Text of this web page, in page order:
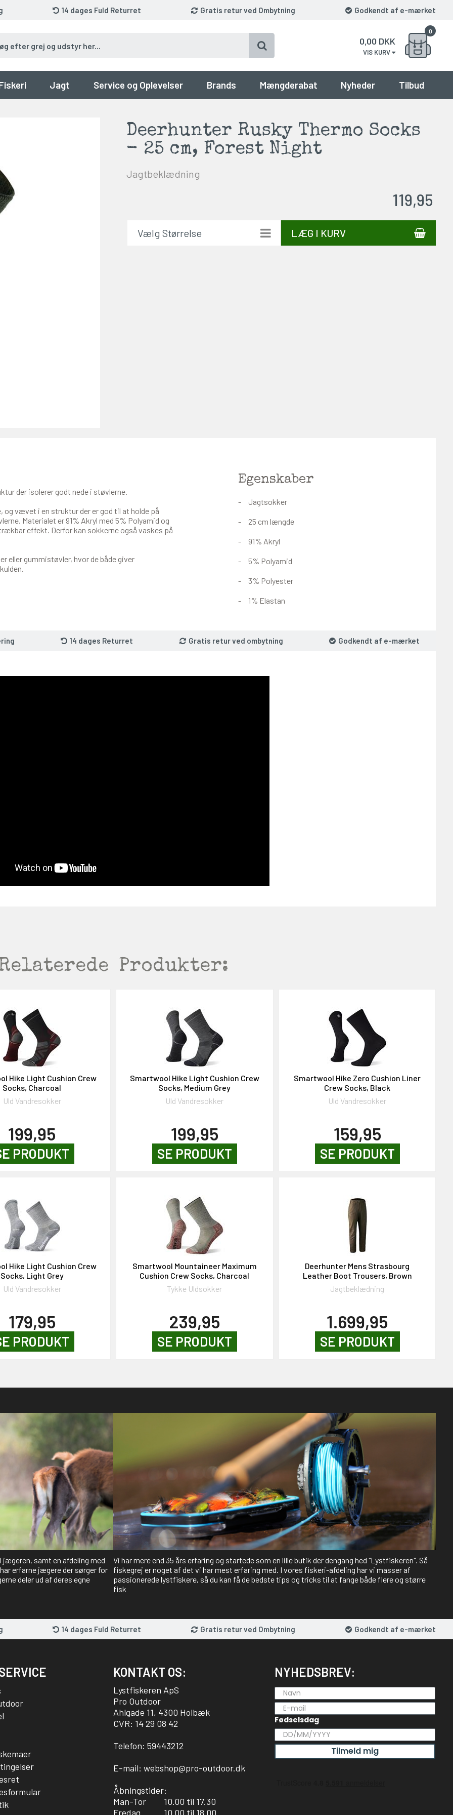
14 dages Fuld Returret Gratis retur ved Ombytning Godkendt af e-mærket
0
0,00 DKK
VIS KURV
Jagt Service og Oplevelser Brands Mængderabat Nyheder Tilbud
Deerhunter Rusky Thermo Socks
- 25 cm, Forest Night
Jagtbeklædning
119,95
LÆG I KURV
der isolerer godt nede i støvlerne.
vævet i en struktur der er god til at holde på
Materialet er 91% Akryl med 5% Polyamid og
effekt. Derfor kan sokkerne også vaskes på
eller gummistøvler, hvor de både giver
Egenskaber
Jagtsokker
25 cm længde
91% Akryl
5% Polyamid
3% Polyester
1% Elastan
14 dages Returret Gratis retur ved ombytning Godkendt af e-mærket
Produkter:
Hike Light Cushion Crew
Socks, Charcoal
Uld Vandresokker
199,95
PRODUKT
Smartwool Hike Light Cushion Crew
Socks, Medium Grey
Uld Vandresokker
199,95
SE PRODUKT
Smartwool Hike Zero Cushion Liner
Crew Socks, Black
Uld Vandresokker
159,95
SE PRODUKT
Hike Light Cushion Crew
Socks, Light Grey
Uld Vandresokker
179,95
PRODUKT
Smartwool Mountaineer Maximum
Cushion Crew Socks, Charcoal
Tykke Uldsokker
239,95
SE PRODUKT
Deerhunter Mens Strasbourg
Leather Boot Trousers, Brown
Jagtbeklædning
1.699,95
SE PRODUKT
samt en afdeling med
erfarne jægere der sørger for
deler ud af deres egne
Vi har mere end 35 års erfaring og startede som en lille butik der dengang hed "Lystfiskeren". Så
fiskegrej er noget af det vi har mest erfaring med. I vores fiskeri-afdeling har vi masser af
passionerede lystfiskere, så du kan få de bedste tips og tricks til at fange både flere og større
fisk
14 dages Fuld Returret Gratis retur ved Ombytning Godkendt af e-mærket
KONTAKT OS:
Lystfiskeren ApS
Pro Outdoor
Ahlgade 11, 4300 Holbæk
CVR: 14 29 08 42
Telefon: 59443212
E-mail: webshop@pro-outdoor.dk
Åbningstider:
Man-Tor
10.00 til 17.30
Fredag
10.00 til 18.00
NYHEDSBREV:
Fødselsdag
Tilmeld mig